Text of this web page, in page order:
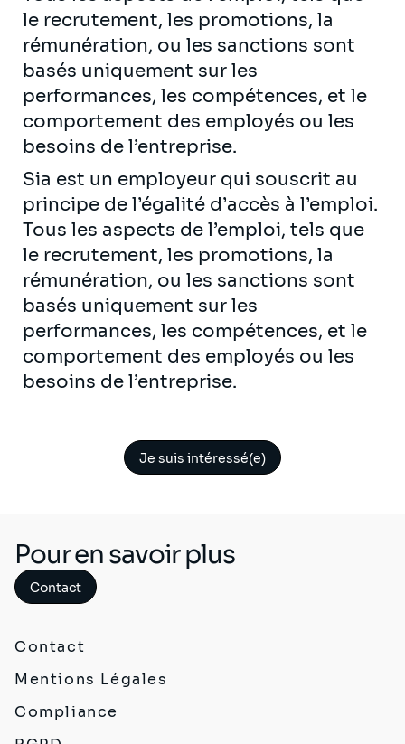
le recrutement, les promotions, la
rémunération, ou les sanctions sont
basés uniquement sur les
performances, les compétences, et le
comportement des employés ou les
besoins de l’entreprise.
Sia est un employeur qui souscrit au
principe de l’égalité d’accès à l’emploi.
Tous les aspects de l’emploi, tels que
le recrutement, les promotions, la
rémunération, ou les sanctions sont
basés uniquement sur les
performances, les compétences, et le
comportement des employés ou les
besoins de l’entreprise.
Je suis intéressé(e)
Pour en savoir plus
Contact
Contact
Mentions Légales
Compliance